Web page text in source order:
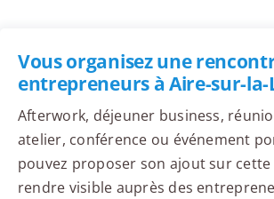
Vous organisez une
entrepreneurs à Aire-sur-la-
Afterwork, déjeuner business,
atelier, conférence ou événement
pouvez proposer son ajout sur
rendre visible auprès des